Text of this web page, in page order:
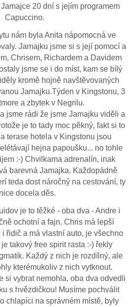
20 dní s jejím programem
Capuccino.
nám byla Anita nápomocná ve
Jamajku jsme si s její pomocí a
Chrisem, Richardem a Davidem
jsme se i do míst, kam se bílý
kromě hojně navštěvovaných
Jamajku.Týden v Kingstonu, 3
a zbytek v Negrilu.
jsme rádi že jsme Jamajku viděli a
je to tady moc pěkný, fakt si to
terase hotela v Kingstonu jsou
hejna papoušku... no tohle
:-) Chvilkama adrenalín, inak
barevná Jamajka. Každopádně
teda dost náročný na cestování, ty
docela děs.
je to těžké - oba dva - Andre i
ochotní a fajn. Chris má lepší
řidič a má vlastní auto, je všechno
takový free spirit rasta :-) řekly
Každý z nich je rozdílný, ale
kterémukoliv z nich vytknout.
si vybrat nemohla, oba dva odvedli
s hvězdičkou! Musíme pochválit
chlapíci na správném místě, byly